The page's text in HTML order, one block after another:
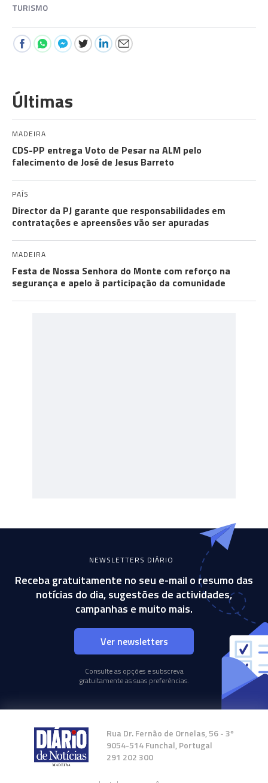
TURISMO
Últimas
MADEIRA
CDS-PP entrega Voto de Pesar na ALM pelo
falecimento de José de Jesus Barreto
PAÍS
Director da PJ garante que responsabilidades em
contratações e apreensões vão ser apuradas
MADEIRA
Festa de Nossa Senhora do Monte com reforço na
segurança e apelo à participação da comunidade
NEWSLETTERS DIÁRIO
Receba gratuitamente no seu e-mail o resumo das
notícias do dia, sugestões de actividades,
campanhas e muito mais.
Ver newsletters
Consulte as opções e subscreva
gratuitamente as suas preferências.
Rua Dr. Fernão de Ornelas, 56 - 3º
9054-514 Funchal, Portugal
291 202 300